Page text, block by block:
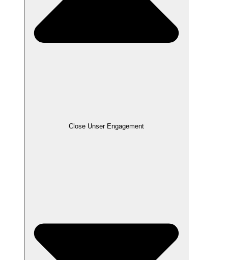
Close Unser Engagement